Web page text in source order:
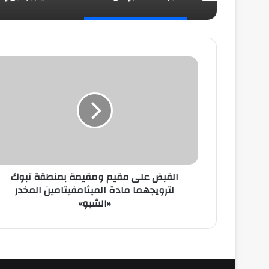
القبض
الميثامفيتامين
«الشبو»
القبض على مقيم ومقيمة بمنطقة تبوك
لترويجهما مادة الميثامفيتامين المخدر
«الشبو»